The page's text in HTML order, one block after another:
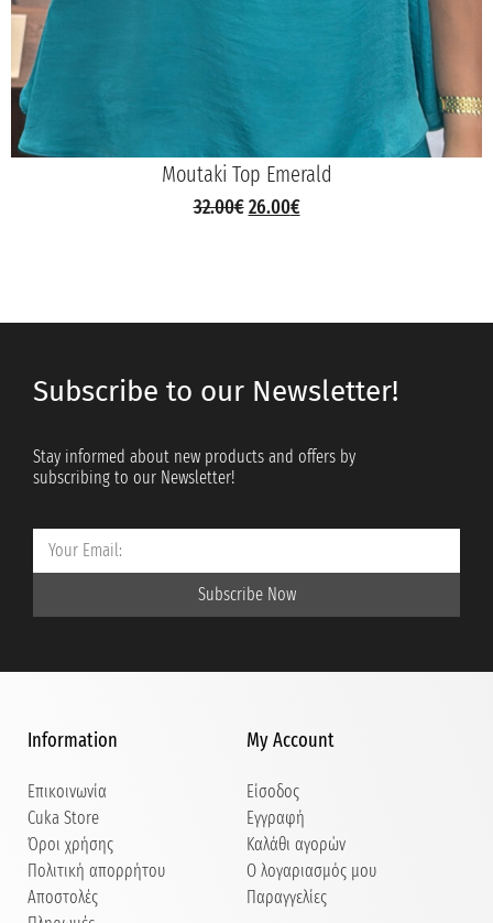
Moutaki Top Emerald
32.00€ 26.00€
Subscribe to our Newsletter!
Stay informed about new products and offers by
subscribing to our Newsletter!
Subscribe Now
Information
Επικοινωνία
Cuka Store
Όροι χρήσης
Πολιτική απορρήτου
Αποστολές
My Account
Είσοδος
Εγγραφή
Καλάθι αγορών
Ο λογαριασμός μου
Παραγγελίες